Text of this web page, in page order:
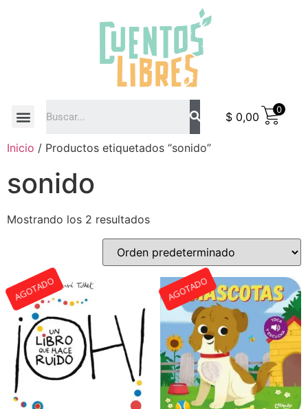
$ 0,00
0
Inicio / Productos etiquetados “sonido”
sonido
Mostrando los 2 resultados
AGOTADO AGOTADO